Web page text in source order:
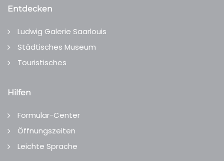
Entdecken
Ludwig Galerie Saarlouis
Städtisches Museum
Touristisches
Hilfen
Formular-Center
Öffnungszeiten
Leichte Sprache